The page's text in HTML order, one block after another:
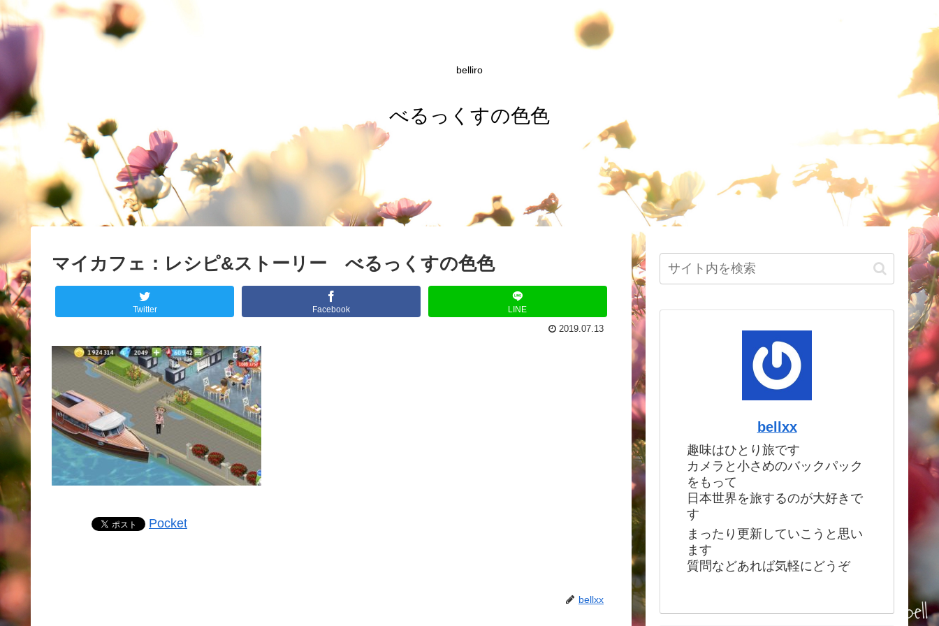
belliro
べるっくすの色色
マイカフェ：レシピ&ストーリー べるっくすの色色
Twitter Facebook LINE
2019.07.13
Pocket
bellxx
bellxx
趣味はひとり旅です
カメラと小さめのバックパック
をもって
日本世界を旅するのが大好きで
す
まったり更新していこうと思い
ます
質問などあれば気軽にどうぞ